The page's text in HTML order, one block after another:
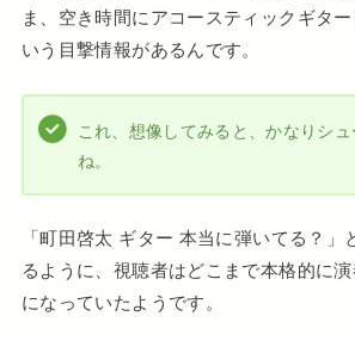
ま、空き時間にアコースティックギタ
いう目撃情報があるんです。
これ、想像してみると、かなりシ
ね。
「町田啓太 ギター 本当に弾いてる？
るように、視聴者はどこまで本格的に
になっていたようです。